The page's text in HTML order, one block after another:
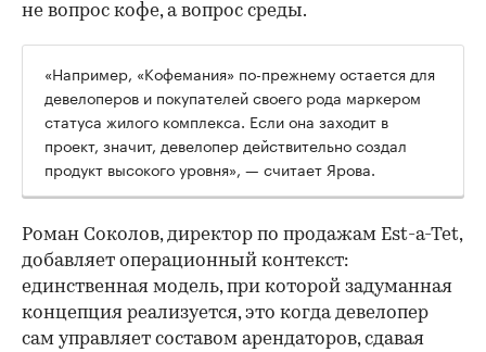
не вопрос кофе, а вопрос среды.
«Например, «Кофемания» по-прежнему остается для
девелоперов и покупателей своего рода маркером
статуса жилого комплекса. Если она заходит в
проект, значит, девелопер действительно создал
продукт высокого уровня», — считает Ярова.
Роман Соколов, директор по продажам Est-a-Tet,
добавляет операционный контекст:
единственная модель, при которой задуманная
концепция реализуется, это когда девелопер
сам управляет составом арендаторов, сдавая